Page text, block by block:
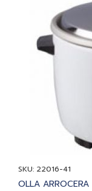
SKU: 22016-41
OLLA